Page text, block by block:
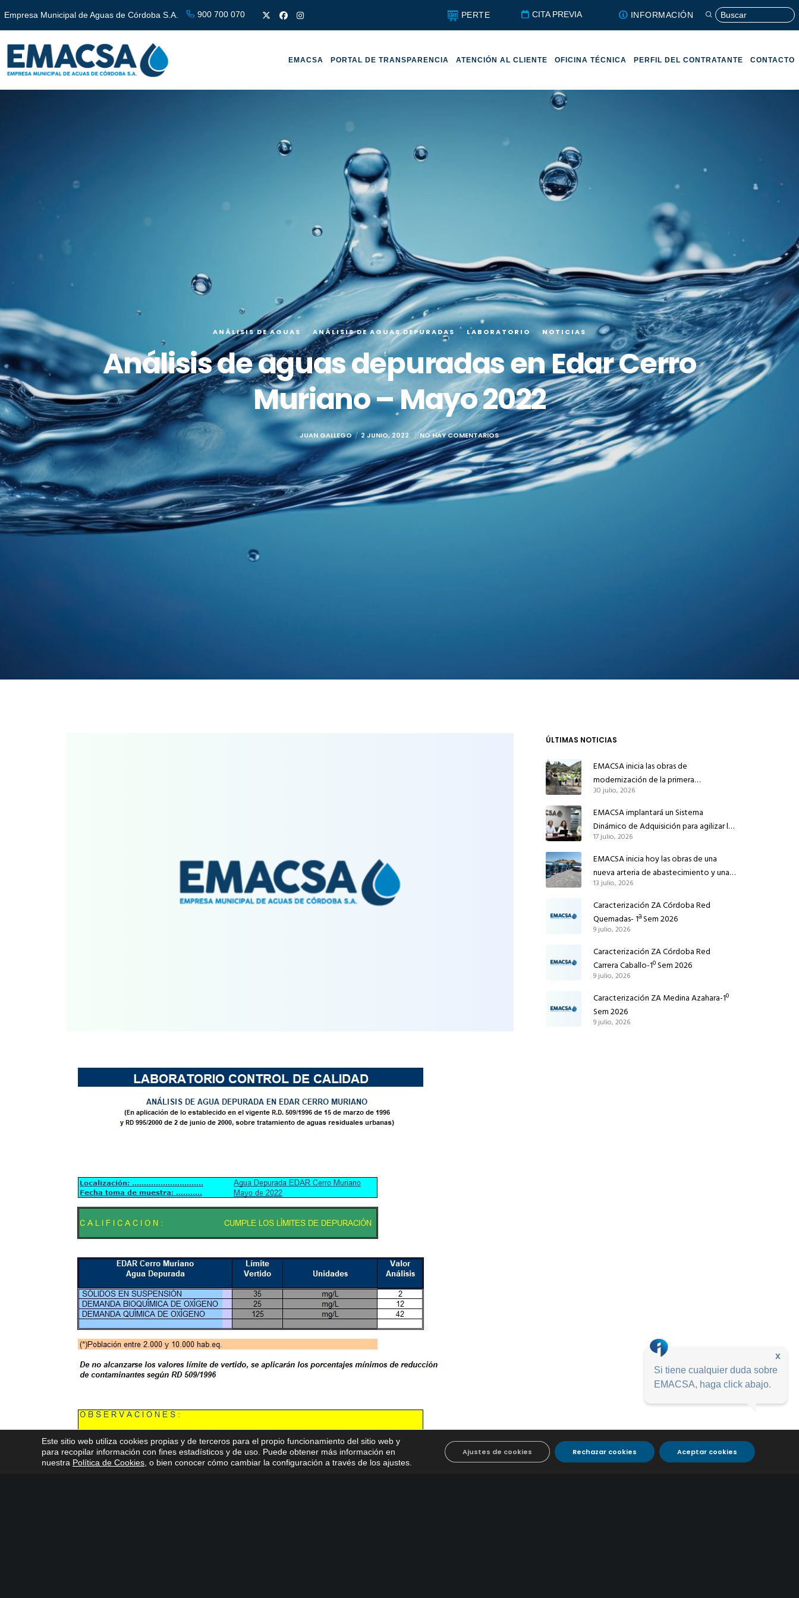
Empresa Municipal de Aguas de Córdoba S.A. 900 700 070 PERTE CITA PREVIA INFORMACIÓN
EMACSA PORTAL DE TRANSPARENCIA ATENCIÓN AL CLIENTE OFICINA TÉCNICA PERFIL DEL CONTRATANTE CONTACTO
ANÁLISIS DE AGUAS ANÁLISIS DE AGUAS DEPURADAS LABORATORIO NOTICIAS
Análisis de aguas depuradas en Edar Cerro
Muriano – Mayo 2022
JUAN GALLEGO 2 JUNIO, 2022 NO HAY COMENTARIOS
ÚLTIMAS NOTICIAS
EMACSA inicia las obras de
modernización de la primera
conducción de abastecimiento para
reforzar el suministro de agua de
Córdoba
30 julio, 2026
EMACSA implantará un Sistema
Dinámico de Adquisición para agilizar la
contratación de obras en sus redes e
instalaciones
17 julio, 2026
EMACSA inicia hoy las obras de una
nueva arteria de abastecimiento y una
red de agua no potable en Ingeniero
Ruiz de Azúa
13 julio, 2026
Caracterización ZA Córdoba Red
Quemadas- 1ª Sem 2026
9 julio, 2026
Caracterización ZA Córdoba Red
Carrera Caballo-1º Sem 2026
9 julio, 2026
Caracterización ZA Medina Azahara-1º
Sem 2026
9 julio, 2026
Este sitio web utiliza cookies propias y de terceros para el propio funcionamiento del sitio web y
para recopilar información con fines estadísticos y de uso. Puede obtener más información en
nuestra Política de Cookies , o bien conocer cómo cambiar la configuración a través de los ajustes
Aceptar cookies
Rechazar cookies
Ajustes de cookies
x
Si tiene cualquier duda sobre
EMACSA, haga click abajo.